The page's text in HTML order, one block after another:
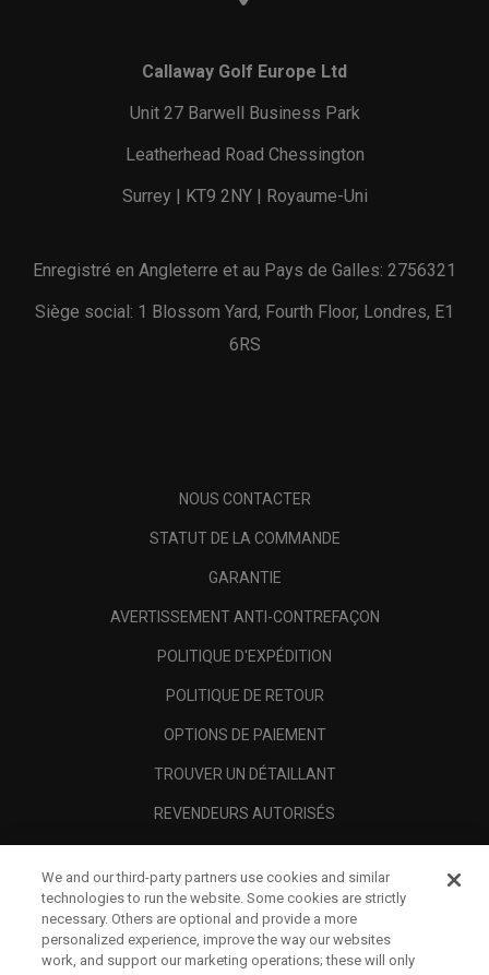
Callaway Golf Europe Ltd
Unit 27 Barwell Business Park
Leatherhead Road Chessington
Surrey | KT9 2NY | Royaume-Uni
Enregistré en Angleterre et au Pays de Galles: 2756321
Siège social: 1 Blossom Yard, Fourth Floor, Londres, E1
6RS
NOUS CONTACTER
STATUT DE LA COMMANDE
GARANTIE
AVERTISSEMENT ANTI-CONTREFAÇON
POLITIQUE D'EXPÉDITION
POLITIQUE DE RETOUR
OPTIONS DE PAIEMENT
TROUVER UN DÉTAILLANT
REVENDEURS AUTORISÉS
A PROPOS
MENTIONS LÉGALES
We and our third-party partners use cookies and similar
technologies to run the website. Some cookies are strictly
necessary. Others are optional and provide a more
personalized experience, improve the way our websites
work, and support our marketing operations; these will only